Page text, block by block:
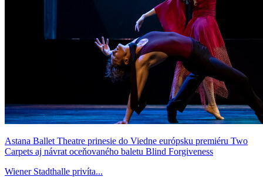
Astana Ballet Theatre prinesie do Viedne európsku premiéru Two
Carpets aj návrat oceňovaného baletu Blind Forgiveness
Wiener Stadthalle privíta...